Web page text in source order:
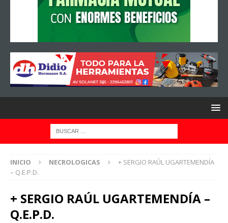
INICIO NECROLOGICAS
+ SERGIO RAÚL UGARTEMENDÍA
– Q.E.P.D.
+ SERGIO RAÚL UGARTEMENDÍA –
Q.E.P.D.